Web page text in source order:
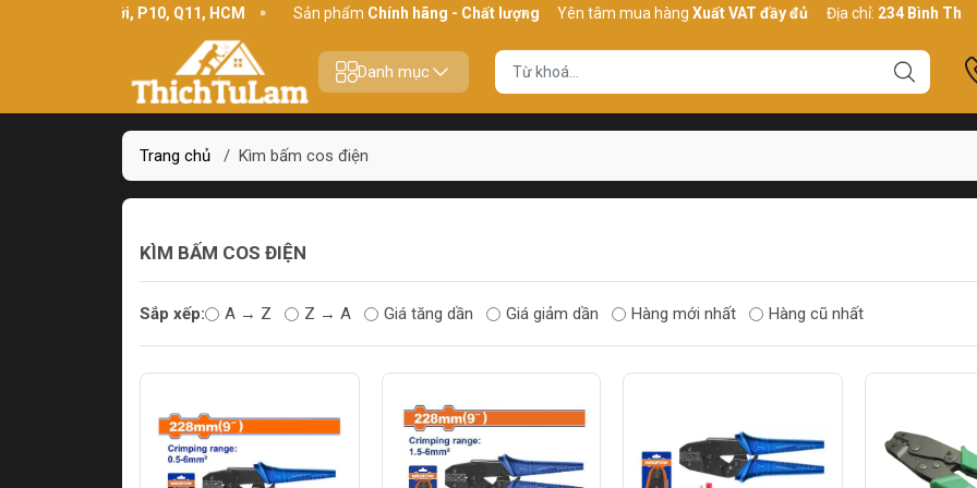
234 Bình Thới, P10, Q11, HCM Sản phẩmChính hãng - Chất lượng Yên tâm mua hàngXuất VAT đầy đủ Địa chỉ:234 Bình Thới,
Danh mục
Trang chủ / Kìm bấm cos điện
KÌM BẤM COS ĐIỆN
Sắp xếp: A → Z Z → A Giá tăng dần Giá giảm dần Hàng mới nhất Hàng cũ nhất